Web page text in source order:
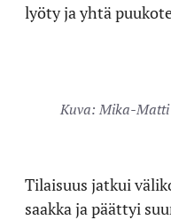
lyöty ja yhtä
Kuva: Mika-Matti
Tilaisuus jatkui
saakka ja päättyi